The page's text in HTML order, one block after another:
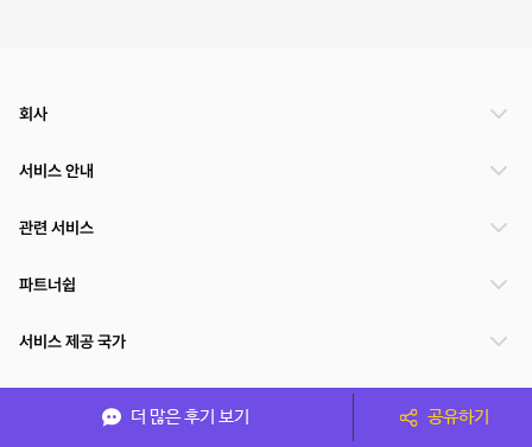
더 많은 후기 보기 공유하기
회사
서비스 안내
관련 서비스
파트너쉽
서비스 제공 국가
(주)NSPACE 사업자정보